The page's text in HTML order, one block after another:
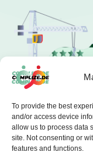
To provide the best
and/or access device
allow us to process data
site. Not consenting or
features and functions.